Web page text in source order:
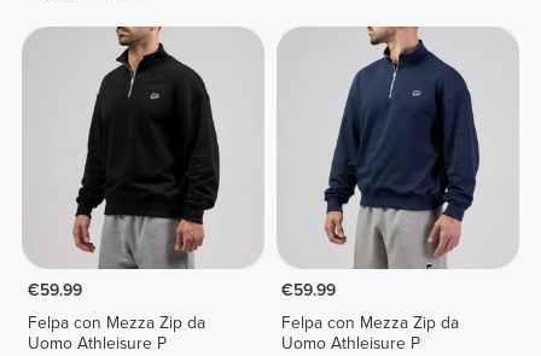
€59.99
Felpa con Mezza Zip da
Uomo Athleisure P
€59.99
Felpa con Mezza Zip da
Uomo Athleisure P